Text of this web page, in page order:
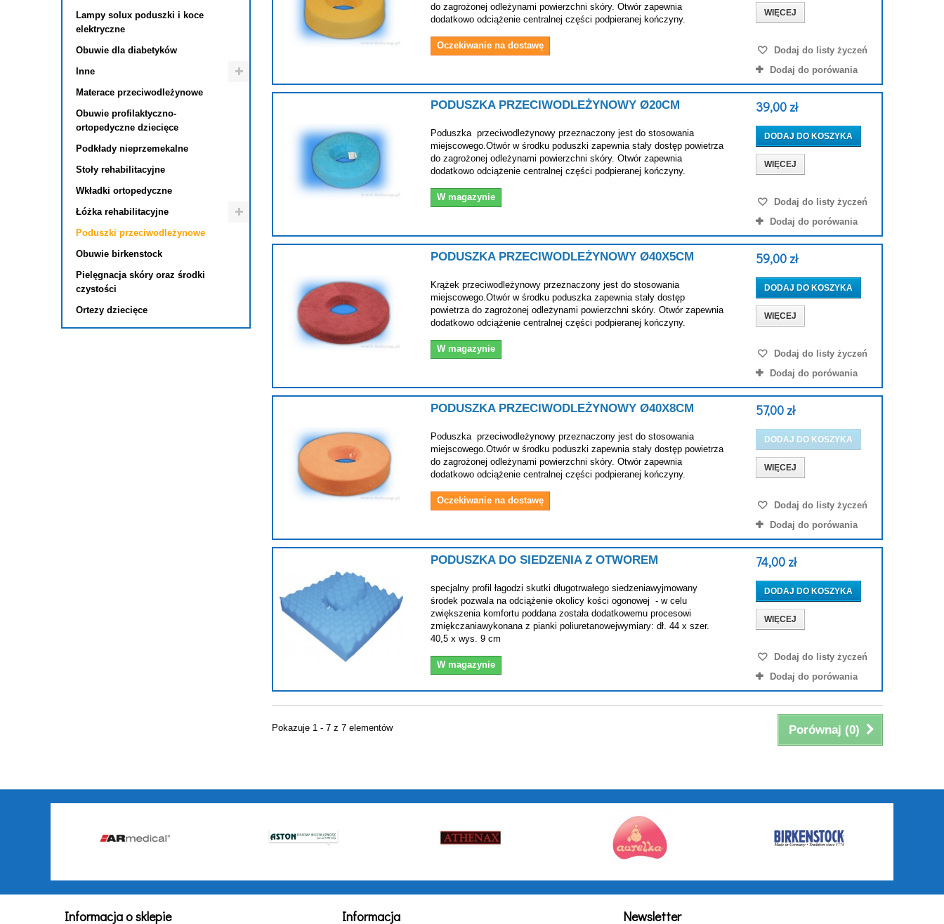
Lampy solux poduszki i koce
elektryczne
Obuwie dla diabetyków
Inne
Materace przeciwodleżynowe
Obuwie profilaktyczno-
ortopedyczne dziecięce
Podkłady nieprzemekalne
Stoły rehabilitacyjne
Wkładki ortopedyczne
Łóżka rehabilitacyjne
Poduszki przeciwodleżynowe
Obuwie birkenstock
Pielęgnacja skóry oraz środki
czystości
Ortezy dziecięce
do zagrożonej odleżynami powierzchni skóry. Otwór zapewnia
dodatkowo odciążenie centralnej części podpieranej kończyny.
Oczekiwanie na dostawę
WIĘCEJ
Dodaj do listy życzeń
Dodaj do porówania
PODUSZKA PRZECIWODLEŻYNOWY Ø20CM
Poduszka przeciwodleżynowy przeznaczony jest do stosowania
miejscowego.Otwór w środku poduszki zapewnia stały dostęp powietrza
do zagrożonej odleżynami powierzchni skóry. Otwór zapewnia
dodatkowo odciążenie centralnej części podpieranej kończyny.
W magazynie
39,00 zł
DODAJ DO KOSZYKA
WIĘCEJ
Dodaj do listy życzeń
Dodaj do porówania
PODUSZKA PRZECIWODLEŻYNOWY Ø40X5CM
Krążek przeciwodleżynowy przeznaczony jest do stosowania
miejscowego.Otwór w środku poduszka zapewnia stały dostęp
powietrza do zagrożonej odleżynami powierzchni skóry. Otwór zapewnia
dodatkowo odciążenie centralnej części podpieranej kończyny.
W magazynie
59,00 zł
DODAJ DO KOSZYKA
WIĘCEJ
Dodaj do listy życzeń
Dodaj do porówania
PODUSZKA PRZECIWODLEŻYNOWY Ø40X8CM
Poduszka przeciwodleżynowy przeznaczony jest do stosowania
miejscowego.Otwór w środku poduszki zapewnia stały dostęp powietrza
do zagrożonej odleżynami powierzchni skóry. Otwór zapewnia
dodatkowo odciążenie centralnej części podpieranej kończyny.
Oczekiwanie na dostawę
57,00 zł
DODAJ DO KOSZYKA
WIĘCEJ
Dodaj do listy życzeń
Dodaj do porówania
PODUSZKA DO SIEDZENIA Z OTWOREM
specjalny profil łagodzi skutki długotrwałego siedzeniawyjmowany
środek pozwala na odciążenie okolicy kości ogonowej - w celu
zwiększenia komfortu poddana została dodatkowemu procesowi
zmiękczaniawykonana z pianki poliuretanowejwymiary: dł. 44 x szer.
40,5 x wys. 9 cm
W magazynie
74,00 zł
DODAJ DO KOSZYKA
WIĘCEJ
Dodaj do listy życzeń
Dodaj do porówania
Porównaj (0)
Pokazuje 1 - 7 z 7 elementów
Informacja o sklepie Informacja Newsletter